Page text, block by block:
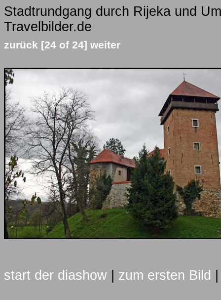
Stadtrundgang durch Rijeka und
Travelbilder.de
zurück [24 of 24] weiter
start der diashow zum ersten Bild